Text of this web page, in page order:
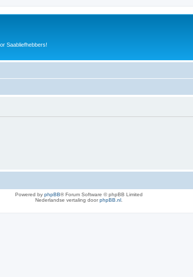
Saabliefhebbers!
Powered by phpBB® Forum Software © phpBB Limited
Nederlandse vertaling doorphpBB.nl